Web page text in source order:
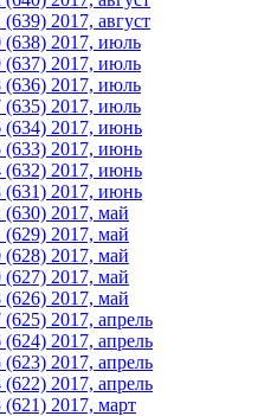
2017, август
2017, июль
2017, июль
2017, июль
2017, июль
2017, июнь
2017, июнь
2017, июнь
2017, июнь
2017, май
2017, май
2017, май
2017, май
2017, май
2017, апрель
2017, апрель
2017, апрель
2017, апрель
2017, март